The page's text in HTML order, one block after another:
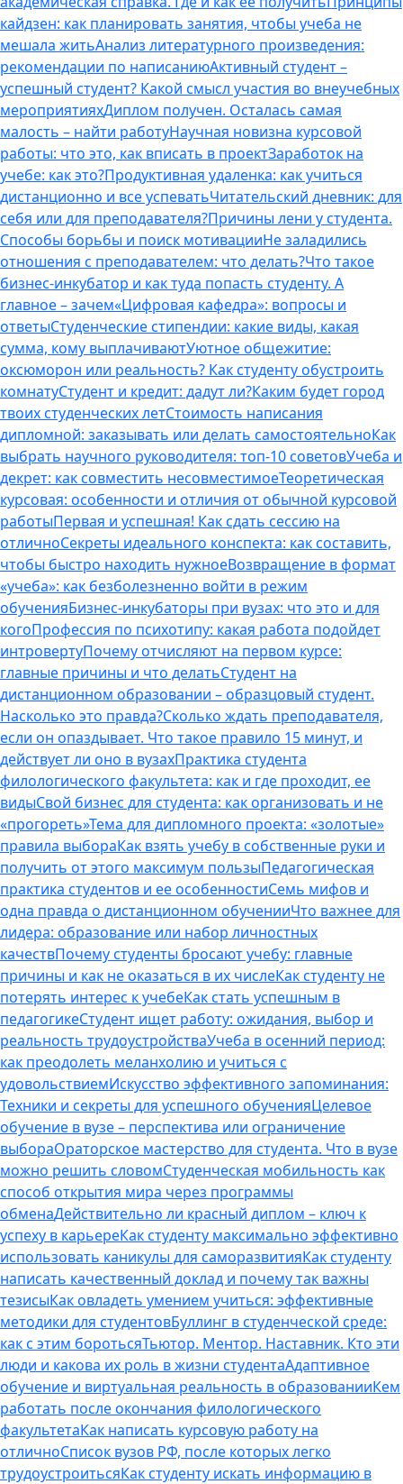
кайдзен: как планировать занятия, чтобы учеба не
мешала житьАнализ литературного произведения:
рекомендации по написаниюАктивный студент –
успешный студент? Какой смысл участия во внеучебных
мероприятияхДиплом получен. Осталась самая
малость – найти работуНаучная новизна курсовой
работы: что это, как вписать в проектЗаработок на
учебе: как это?Продуктивная удаленка: как учиться
дистанционно и все успеватьЧитательский дневник: для
себя или для преподавателя?Причины лени у студента.
Способы борьбы и поиск мотивацииНе заладились
отношения с преподавателем: что делать?Что такое
бизнес-инкубатор и как туда попасть студенту. А
главное – зачем«Цифровая кафедра»: вопросы и
ответыСтуденческие стипендии: какие виды, какая
сумма, кому выплачиваютУютное общежитие:
оксюморон или реальность? Как студенту обустроить
комнатуСтудент и кредит: дадут ли?Каким будет город
твоих студенческих летСтоимость написания
дипломной: заказывать или делать самостоятельноКак
выбрать научного руководителя: топ-10 советовУчеба и
декрет: как совместить несовместимоеТеоретическая
курсовая: особенности и отличия от обычной курсовой
работыПервая и успешная! Как сдать сессию на
отличноСекреты идеального конспекта: как составить,
чтобы быстро находить нужноеВозвращение в формат
«учеба»: как безболезненно войти в режим
обученияБизнес-инкубаторы при вузах: что это и для
когоПрофессия по психотипу: какая работа подойдет
интровертуПочему отчисляют на первом курсе:
главные причины и что делатьСтудент на
дистанционном образовании – образцовый студент.
Насколько это правда?Сколько ждать преподавателя,
если он опаздывает. Что такое правило 15 минут, и
действует ли оно в вузахПрактика студента
филологического факультета: как и где проходит, ее
видыСвой бизнес для студента: как организовать и не
«прогореть»Тема для дипломного проекта: «золотые»
правила выбораКак взять учебу в собственные руки и
получить от этого максимум пользыПедагогическая
практика студентов и ее особенностиСемь мифов и
одна правда о дистанционном обученииЧто важнее для
лидера: образование или набор личностных
качествПочему студенты бросают учебу: главные
причины и как не оказаться в их числеКак студенту не
потерять интерес к учебеКак стать успешным в
педагогикеСтудент ищет работу: ожидания, выбор и
реальность трудоустройстваУчеба в осенний период:
как преодолеть меланхолию и учиться с
удовольствиемИскусство эффективного запоминания:
Техники и секреты для успешного обученияЦелевое
обучение в вузе – перспектива или ограничение
выбораОраторское мастерство для студента. Что в вузе
можно решить словомСтуденческая мобильность как
способ открытия мира через программы
обменаДействительно ли красный диплом – ключ к
успеху в карьереКак студенту максимально эффективно
использовать каникулы для саморазвитияКак студенту
написать качественный доклад и почему так важны
тезисыКак овладеть умением учиться: эффективные
методики для студентовБуллинг в студенческой среде:
как с этим боротьсяТьютор. Ментор. Наставник. Кто эти
люди и какова их роль в жизни студентаАдаптивное
обучение и виртуальная реальность в образованииКем
работать после окончания филологического
факультетаКак написать курсовую работу на
отличноСписок вузов РФ, после которых легко
трудоустроитьсяКак студенту искать информацию в